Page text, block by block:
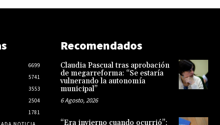
6699
5741
3553
2504
1781
Recomendados
Claudia Pascual tras aprobación
de megarreforma: “Se estaría
vulnerando la autonomía
municipal”
6 Agosto, 2026
“Era invierno cuando ocurrió”: